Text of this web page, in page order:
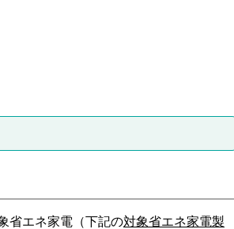
省エネ家電（下記の対象省エネ家電製